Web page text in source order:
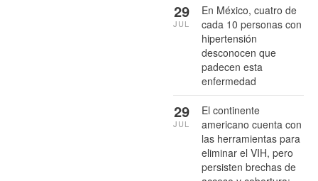
En México, cuatro de
cada 10 personas con
hipertensión
desconocen que
padecen esta
enfermedad
29
JUL
El continente
americano cuenta con
las herramientas para
eliminar el VIH, pero
persisten brechas de
29
JUL